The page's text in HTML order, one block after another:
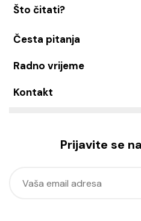
Što čitati?
Česta pitanja
Radno vrijeme
Kontakt
Prijavite se